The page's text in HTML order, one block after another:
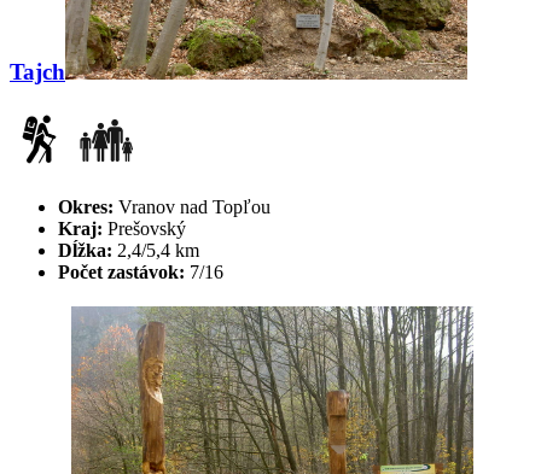
Tajch
Okres: Vranov nad Topľou
Kraj: Prešovský
Dĺžka: 2,4/5,4 km
Počet zastávok: 7/16